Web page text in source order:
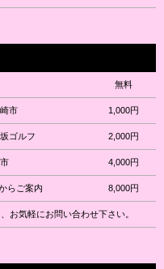
無料
市 1,000円
ゴルフ 2,000円
4,000円
らご案内 8,000円
お気軽にお問い合わせ下さい。